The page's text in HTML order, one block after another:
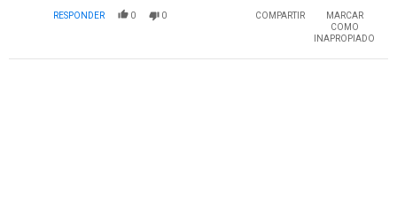
RESPONDER 0 0 COMPARTIR
MARCAR
COMO
INAPROPIADO